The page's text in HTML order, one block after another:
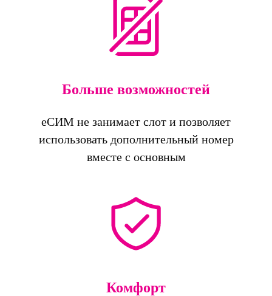
Больше возможностей
еСИМ не занимает слот и позволяет
использовать дополнительный номер
вместе с основным
Комфорт